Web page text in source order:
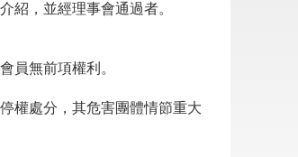
紹，並經理事會通過者。
員無前項權利。
權處分，其危害團體情節重大